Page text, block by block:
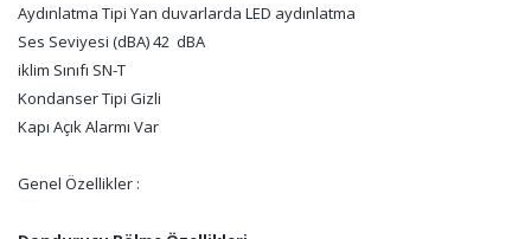
Aydınlatma Tipi Yan duvarlarda LED aydınlatma
Ses Seviyesi (dBA) 42 dBA
iklim Sınıfı SN-T
Kondanser Tipi Gizli
Kapı Açık Alarmı Var
Genel Özellikler :